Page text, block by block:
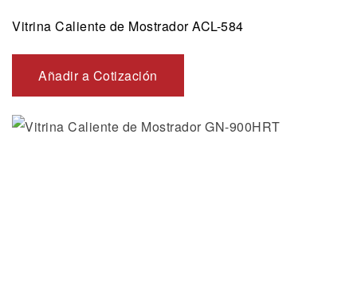
Vitrina Caliente de Mostrador ACL-584
Añadir a Cotización